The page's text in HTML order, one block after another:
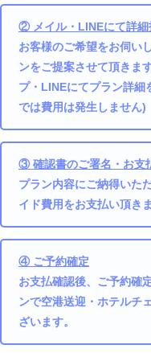
② メイル・LINEにて詳細
お客様のご希望をお伺い
ンをご提案させて頂きま
プ・LINEにてプラン詳
では費用は発生しません)
③ 確認書のご署名・お支
プラン内容にご納得いた
イド費用をお支払い頂きま
④ ご予約確定
お支払確認後、ご予約確
ンで空港送迎・ホテルチ
ざいます。